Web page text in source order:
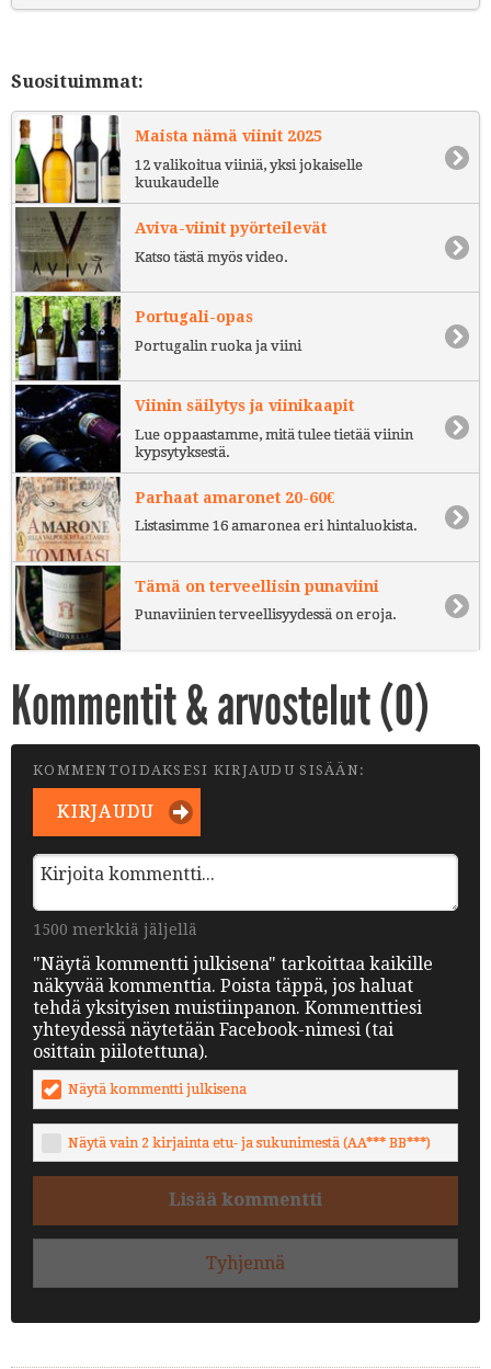
Suosituimmat:
Maista nämä viinit 2025
12 valikoitua viiniä, yksi jokaiselle
kuukaudelle
Aviva-viinit pyörteilevät
Katso tästä myös video.
Portugali-opas
Portugalin ruoka ja viini
Viinin säilytys ja viinikaapit
Lue oppaastamme, mitä tulee tietää viinin
kypsytyksestä.
Parhaat amaronet 20-60€
Listasimme 16 amaronea eri hintaluokista.
Tämä on terveellisin punaviini
Punaviinien terveellisyydessä on eroja.
Kommentit & arvostelut (0)
KOMMENTOIDAKSESI KIRJAUDU SISÄÄN:
KIRJAUDU
1500 merkkiä jäljellä
"Näytä kommentti julkisena" tarkoittaa kaikille
näkyvää kommenttia. Poista täppä, jos haluat
tehdä yksityisen muistiinpanon. Kommenttiesi
yhteydessä näytetään Facebook-nimesi (tai
osittain piilotettuna).
Näytä kommentti julkisena
Näytä vain 2 kirjainta etu- ja sukunimestä (AA*** BB***)
Lisää kommentti
Tyhjennä